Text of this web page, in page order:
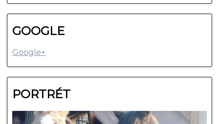
GOOGLE
Google+
PORTRÉT